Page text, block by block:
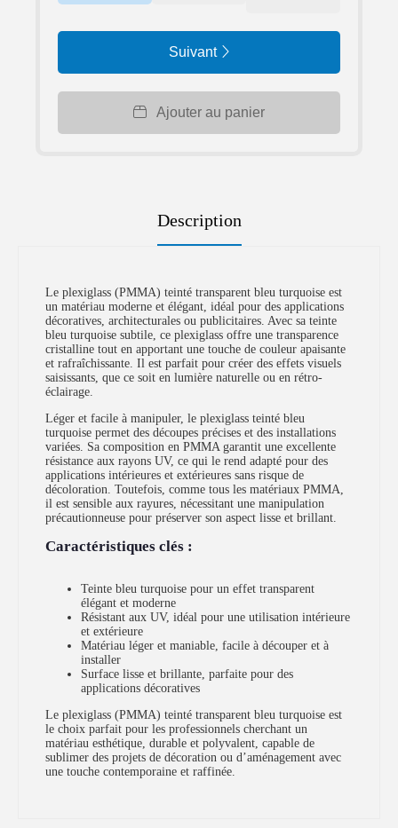
Suivant
Ajouter au panier
Description
Le plexiglass (PMMA) teinté transparent bleu turquoise est
un matériau moderne et élégant, idéal pour des applications
décoratives, architecturales ou publicitaires. Avec sa teinte
bleu turquoise subtile, ce plexiglass offre une transparence
cristalline tout en apportant une touche de couleur apaisante
et rafraîchissante. Il est parfait pour créer des effets visuels
saisissants, que ce soit en lumière naturelle ou en rétro-
éclairage.
Léger et facile à manipuler, le plexiglass teinté bleu
turquoise permet des découpes précises et des installations
variées. Sa composition en PMMA garantit une excellente
résistance aux rayons UV, ce qui le rend adapté pour des
applications intérieures et extérieures sans risque de
décoloration. Toutefois, comme tous les matériaux PMMA,
il est sensible aux rayures, nécessitant une manipulation
précautionneuse pour préserver son aspect lisse et brillant.
Caractéristiques clés :
Teinte bleu turquoise pour un effet transparent
élégant et moderne
Résistant aux UV, idéal pour une utilisation intérieure
et extérieure
Matériau léger et maniable, facile à découper et à
installer
Surface lisse et brillante, parfaite pour des
applications décoratives
Le plexiglass (PMMA) teinté transparent bleu turquoise est
le choix parfait pour les professionnels cherchant un
matériau esthétique, durable et polyvalent, capable de
sublimer des projets de décoration ou d’aménagement avec
une touche contemporaine et raffinée.